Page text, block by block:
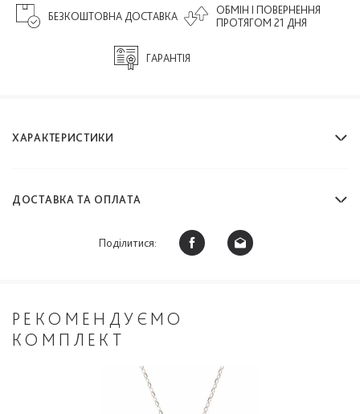
ОБМІН І ПОВЕРНЕННЯ
ПРОТЯГОМ 21 ДНЯ
ГАРАНТІЯ
БЕЗКОШТОВНА ДОСТАВКА
ХАРАКТЕРИСТИКИ
ДОСТАВКА ТА ОПЛАТА
Поділитися:
РЕКОМЕНДУЄМО
КОМПЛЕКТ